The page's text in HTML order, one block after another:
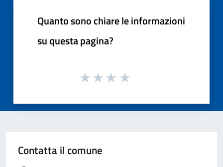
Quanto sono chiare le informazioni
su questa pagina?
Contatta il comune